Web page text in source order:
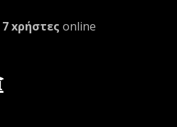
7 xρήστες οnline